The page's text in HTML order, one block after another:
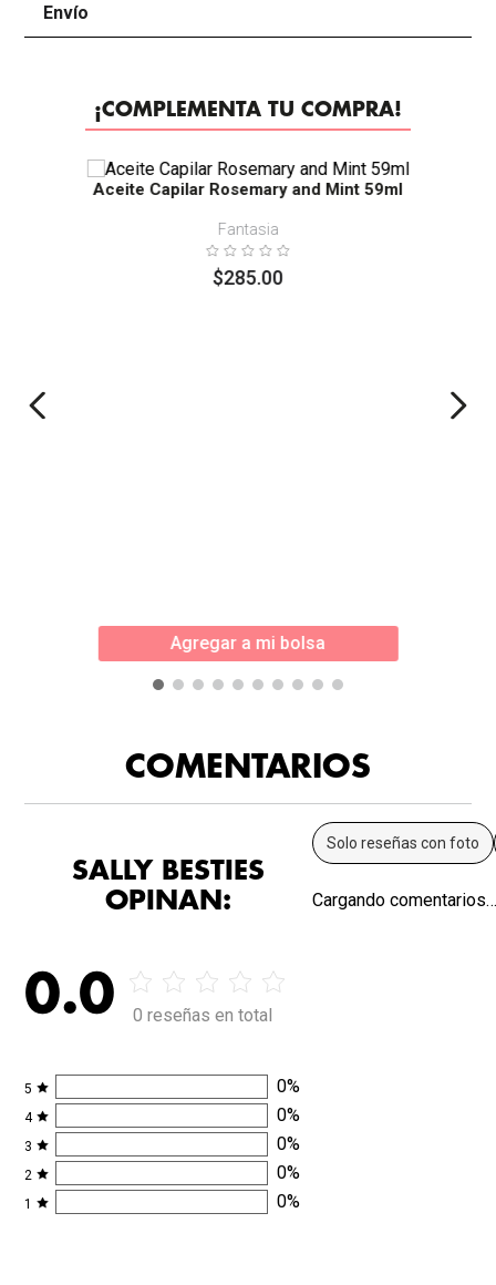
Envío
¡COMPLEMENTA TU COMPRA!
Aceite Capilar Rosemary and Mint 59ml
Fantasia
$285.00
Agregar a mi bolsa
COMENTARIOS
SALLY BESTIES
OPINAN:
0.0 0 reseñas en total
5 0%
4 0%
3 0%
2 0%
1 0%
Solo reseñas con foto
Cargando